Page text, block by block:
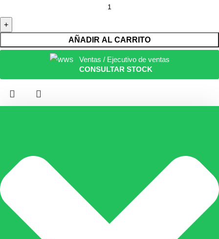
AÑADIR AL CARRITO
Ventas / Ejecutivo de ventas
CONSULTAR STOCK